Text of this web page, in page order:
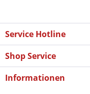
Service Hotline
Shop Service
Informationen